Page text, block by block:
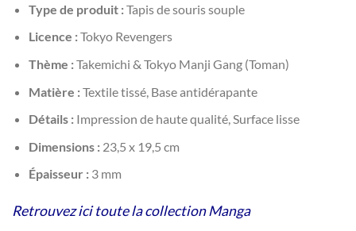
Type de produit :Tapis de souris souple
Licence :Tokyo Revengers
Thème :Takemichi & Tokyo Manji Gang (Toman)
Matière :Textile tissé, Base antidérapante
Détails :Impression de haute qualité, Surface lisse
Dimensions :23,5 x 19,5 cm
Épaisseur :3 mm
Retrouvez ici toute la collection Manga